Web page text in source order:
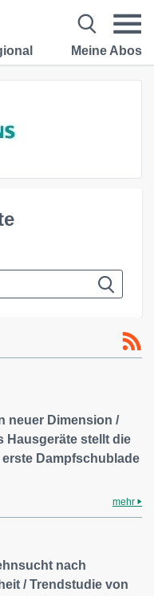
Meine Abos
neuer Dimension /
Hausgeräte stellt die
erste Dampfschublade
mehr
nach
/ Trendstudie von